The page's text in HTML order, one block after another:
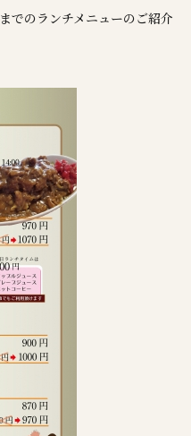
までのランチメニューのご紹介